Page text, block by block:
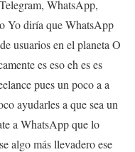
WhatsApp,
Yo diría que WhatsApp
usuarios en el planeta O
es eso eh es es
pues un poco a a
ayudarles a que sea un
a WhatsApp que lo
algo más llevadero ese